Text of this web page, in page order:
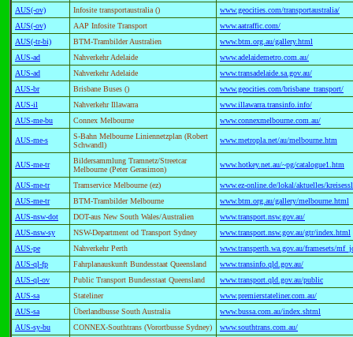
AUS(-ov) Infosite transportaustralia ()
www.geocities.com/transportaustralia/
AUS(-ov)
AAP Infosite Transport
www.aatraffic.com/
AUS(-tr-bi)
BTM-Trambilder Australien
www.btm.org.au/gallery.html
AUS-ad
Nahverkehr Adelaide
www.adelaidemetro.com.au/
AUS-ad
Nahverkehr Adelaide
www.transadelaide.sa.gov.au/
AUS-br
Brisbane Buses ()
www.geocities.com/brisbane_transport/
AUS-il
Nahverkehr Illawarra
www.illawarra.transinfo.info/
AUS-me-bu
Connex Melbourne www.connexmelbourne.com.au/
AUS-me-s
S-Bahn Melbourne Liniennetzplan (Robert
Schwandl)
www.metropla.net/au/melbourne.htm
AUS-me-tr
Bildersammlung Tramnetz/Streetcar
Melbourne (Peter Gerasimon)
www.hotkey.net.au/~pg/catalogue1.htm
AUS-me-tr Tramservice Melbourne (ez)
www.ez-online.de/lokal/aktuelles/
AUS-me-tr
BTM-Trambilder Melbourne
www.btm.org.au/gallery/melbourne.html
AUS-nsw-dot
DOT-aus New South Wales/Australien
www.transport.nsw.gov.au/
AUS-nsw-sy
NSW-Department od Transport Sydney
www.transport.nsw.gov.au/gtr/index.html
AUS-pe
Nahverkehr Perth
www.transperth.wa.gov.au/framesets/
AUS-ql-fp
Fahrplanauskunft Bundesstaat Queensland
www.transinfo.qld.gov.au/
AUS-ql-ov
Public Transport Bundesstaat Queensland
www.transport.qld.gov.au/public
AUS-sa
Stateliner
www.premierstateliner.com.au/
AUS-sa
Überlandbusse South Australia
www.bussa.com.au/index.shtml
AUS-sy-bu
CONNEX-Southtrans (Vorortbusse Sydney)
www.southtrans.com.au/